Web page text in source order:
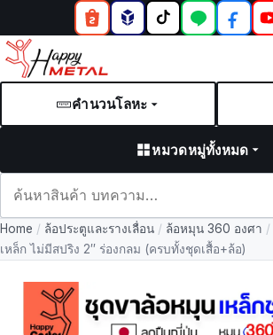
คำนวนโลหะ
หมวดหมู่ทั้งหมด
และ
บทความ
Home / ล้อประตูและรางเลื่อน / ล้อหมุน 360 องศา /
เหล็ก ไม่มีสปริง 2″ ร่องกลม (ครบทั้งชุดเสื้อ+ล้อ)